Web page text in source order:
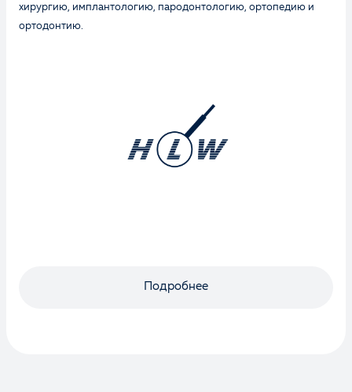
хирургию, имплантологию, пародонтологию, ортопедию и
ортодонтию.
Подробнее